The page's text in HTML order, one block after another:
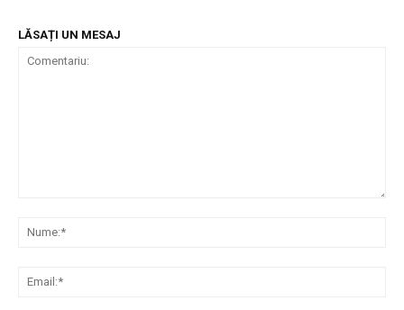
LĂSAȚI UN MESAJ